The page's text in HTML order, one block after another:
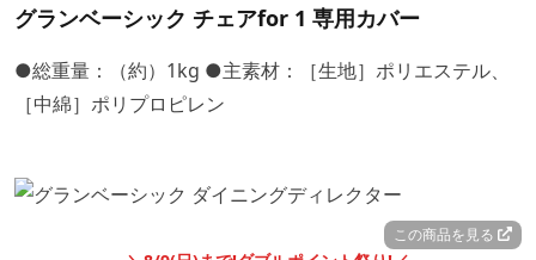
グランベーシック チェアfor 1 専用カバー
●総重量：（約）1kg ●主素材：［生地］ポリエステル、
［中綿］ポリプロピレン
この商品を見る